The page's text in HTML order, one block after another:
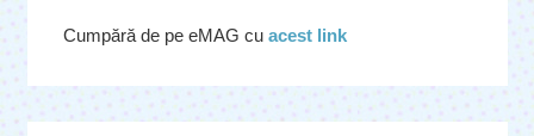
Cumpără de pe eMAG cu acest link